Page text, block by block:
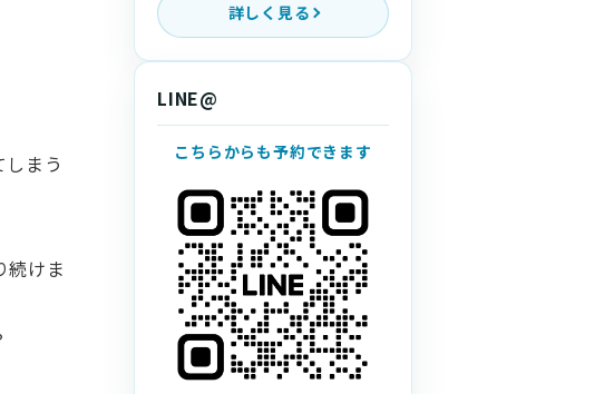
まう
続けま
詳しく見る
LINE@
こちらからも予約できます